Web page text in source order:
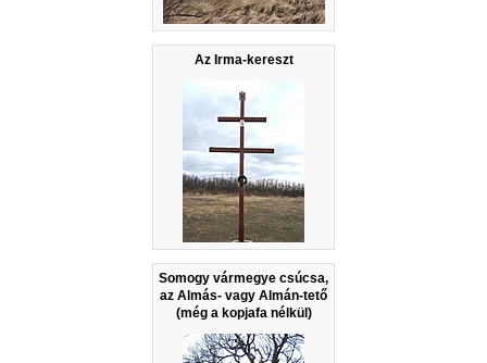
Az Irma-kereszt
Somogy vármegye csúcsa,
az Almás- vagy Almán-tető
(még a kopjafa nélkül)